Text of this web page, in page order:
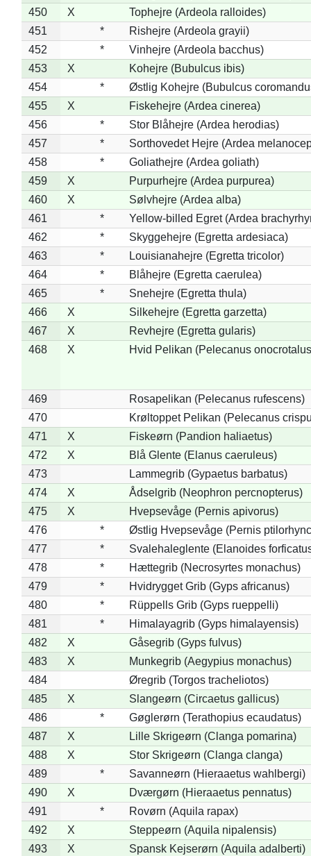
450
X
Tophejre (Ardeola ralloides)
451
*
Rishejre (Ardeola grayii)
452
*
Vinhejre (Ardeola bacchus)
453
X
Kohejre (Bubulcus ibis)
454
*
Østlig Kohejre (Bubulcus
455
X
Fiskehejre (Ardea cinerea)
456
*
Stor Blåhejre (Ardea herodias)
457
*
Sorthovedet Hejre (Ardea
458
*
Goliathejre (Ardea goliath)
459
X
Purpurhejre (Ardea purpurea)
460
X
Sølvhejre (Ardea alba)
461
*
Yellow-billed Egret (Ardea
462
*
Skyggehejre (Egretta ardesiaca)
463
*
Louisianahejre (Egretta tricolor)
464
*
Blåhejre (Egretta caerulea)
465
*
Snehejre (Egretta thula)
466
X
Silkehejre (Egretta garzetta)
467
X
Revhejre (Egretta gularis)
468
X Hvid Pelikan (Pelecanus
469
Rosapelikan (Pelecanus rufescens)
470
Krøltoppet Pelikan (Pelecanus
471
X
Fiskeørn (Pandion haliaetus)
472
X
Blå Glente (Elanus caeruleus)
473
Lammegrib (Gypaetus barbatus)
474
X
Ådselgrib (Neophron percnopterus)
475
X
Hvepsevåge (Pernis apivorus)
476
*
Østlig Hvepsevåge (Pernis
477
*
Svalehaleglente (Elanoides
478
*
Hættegrib (Necrosyrtes monachus)
479
*
Hvidrygget Grib (Gyps africanus)
480
*
Rüppells Grib (Gyps rueppelli)
481
*
Himalayagrib (Gyps himalayensis)
482
X
Gåsegrib (Gyps fulvus)
483
X
Munkegrib (Aegypius monachus)
484
Øregrib (Torgos tracheliotos)
485
X
Slangeørn (Circaetus gallicus)
486
*
Gøglerørn (Terathopius ecaudatus)
487
X
Lille Skrigeørn (Clanga pomarina)
488
X
Stor Skrigeørn (Clanga clanga)
489
*
Savanneørn (Hieraaetus wahlbergi)
490
X
Dværgørn (Hieraaetus pennatus)
491
*
Rovørn (Aquila rapax)
492
X
Steppeørn (Aquila nipalensis)
493
X Spansk Kejserørn (Aquila adalberti)